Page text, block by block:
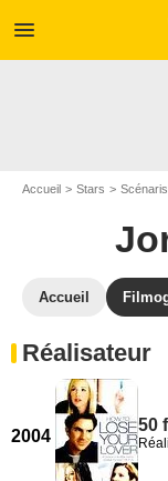
menu
Accueil Stars
Accueil
Réalisateur
2004
50